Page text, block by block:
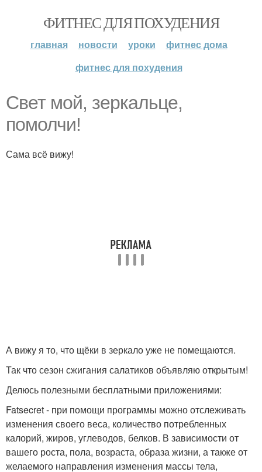
ФИТНЕС ДЛЯ ПОХУДЕНИЯ
главная новости уроки
фитнес дома
фитнес для похудения
Свет мой, зеркальце,
помолчи!
Сама всё вижу!
А вижу я то, что щёки в зеркало уже не помещаются.
Так что сезон сжигания салатиков объявляю открытым!
Делюсь полезными бесплатными приложениями:
Fatsecret - при помощи программы можно отслеживать
изменения своего веса, количество потребленных
калорий, жиров, углеводов, белков. В зависимости от
вашего роста, пола, возраста, образа жизни, а также от
желаемого направления изменения массы тела,